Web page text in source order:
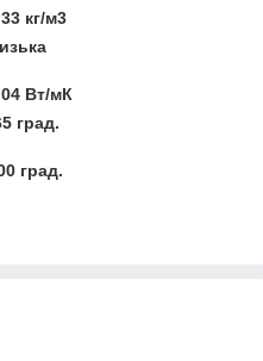
кг/м3
Вт/мК
град.
град.